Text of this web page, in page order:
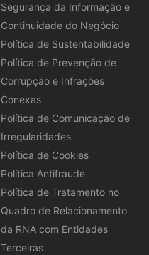
Segurança da Informação e
Continuidade do Negócio
Política de Sustentabilidade
Política de Prevenção de
Corrupção e Infrações
Conexas
Política de Comunicação de
Irregularidades
Política de Cookies
Política Antifraude
Política de Tratamento no
Quadro de Relacionamento
da RNA com Entidades
Terceiras